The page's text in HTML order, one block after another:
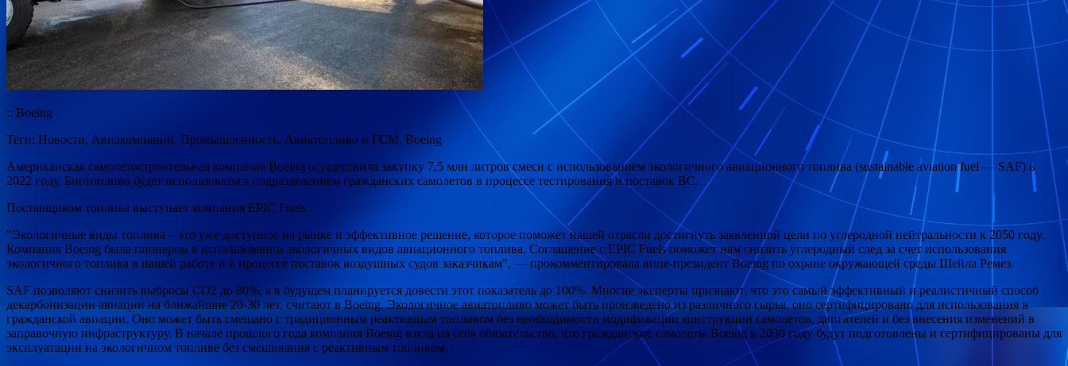
:: Boeing
Теги: Новости, Авиакомпании, Промышленность, Авиатопливо и ГСМ, Boeing
Американская самолетостроительная компания Boeing осуществила закупку 7,5 млн литров смеси с использованием экологичного авиационного топлива (sustainable aviation fuel — SAF) в
2022 году. Биотопливо будет использоваться подразделением гражданских самолетов в процессе тестирования и поставок ВС.
Поставщиком топлива выступает компания EPIC Fuels.
"Экологичные виды топлива – это уже доступное на рынке и эффективное решение, которое поможет нашей отрасли достигнуть заявленной цели по углеродной нейтральности к 2050 году.
Компания Boeing была пионером в использовании экологичных видов авиационного топлива. Соглашение с EPIC Fuels поможет нам снизить углеродный след за счет использования
экологичного топлива в нашей работе и в процессе поставок воздушных судов заказчикам", — прокомментировала вице-президент Boeing по охране окружающей среды Шейла Ремез.
SAF позволяют снизить выбросы CO2 до 80%, а в будущем планируется довести этот показатель до 100%. Многие эксперты признают, что это самый эффективный и реалистичный способ
декарбонизации авиации на ближайшие 20-30 лет, считают в Boeing. Экологичное авиатопливо может быть произведено из различного сырья, оно сертифицировано для использования в
гражданской авиации. Оно может быть смешано с традиционным реактивным топливом без необходимости модификации конструкции самолетов, двигателей и без внесения изменений в
заправочную инфраструктуру. В начале прошлого года компания Boeing взяла на себя обязательство, что гражданские самолеты Boeing к 2030 году будут подготовлены и сертифицированы для
эксплуатации на экологичном топливе без смешивания с реактивным топливом.